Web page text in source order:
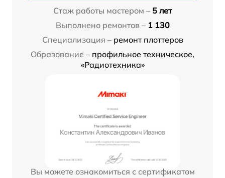
Стаж работы мастером – 5 лет
Выполнено ремонтов – 1 130
Специализация – ремонт плоттеров
Образование – профильное техническое,
«Радиотехника»
Вы можете ознакомиться с сертификатом